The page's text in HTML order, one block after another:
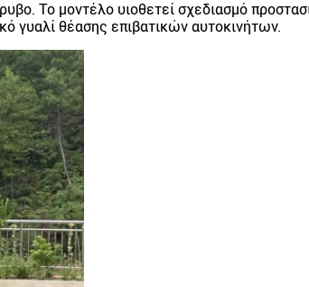
Το μοντέλο υιοθετεί σχεδιασμό
γυαλί θέασης επιβατικών αυτοκινήτων.